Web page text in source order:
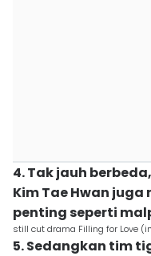
4. Tak jauh
Kim Tae Hwan
penting seperti
still cut drama Filling for Love
5. Sedangkan tim